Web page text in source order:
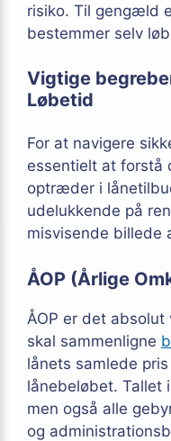
risiko. Til gengæld
bestemmer selv
Vigtige
Løbetid
For at navigere
essentielt at forstå
optræder i
udelukkende på
misvisende billede
ÅOP (Årlige
ÅOP er det
skal sammenligne
lånets samlede
lånebeløbet. Tallet
men også alle
og